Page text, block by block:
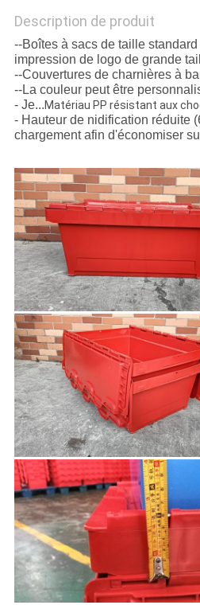
POLICY
Description de produit
--Boîtes à sacs de taille
impression de logo de grande
--Couvertures de charnières à
--La couleur peut être
- Je...Matériau PP résistant aux
- Hauteur de nidification réduite
chargement afin d'économiser